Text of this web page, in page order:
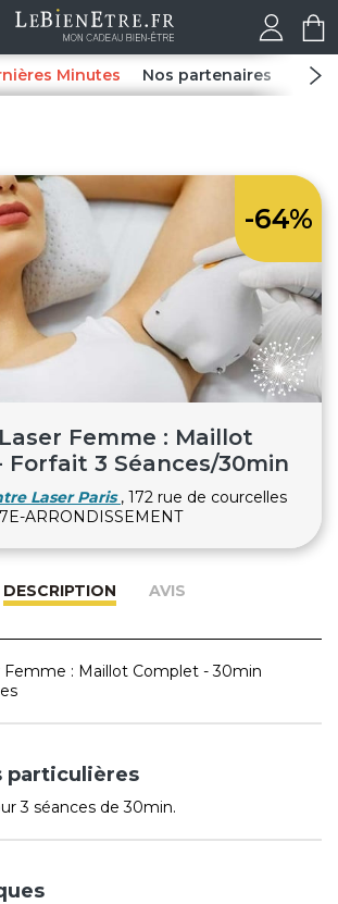
Minutes Nos partenaires Spas
-64%
Femme : Maillot
Forfait 3 Séances/30min
Laser Paris , 172 rue de courcelles
ARRONDISSEMENT
DESCRIPTION AVIS
Femme : Maillot Complet - 30min
particulières
3 séances de 30min.